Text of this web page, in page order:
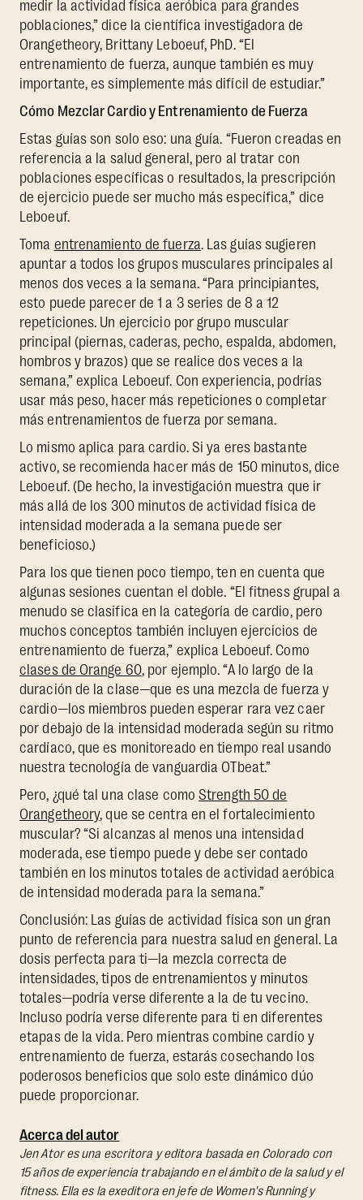
medir la actividad física aeróbica para grandes
poblaciones,” dice la científica investigadora de
Orangetheory, Brittany Leboeuf, PhD. “El
entrenamiento de fuerza, aunque también es muy
importante, es simplemente más difícil de estudiar.”
Cómo Mezclar Cardio y Entrenamiento de Fuerza
Estas guías son solo eso: una guía. “Fueron creadas en
referencia a la salud general, pero al tratar con
poblaciones específicas o resultados, la prescripción
de ejercicio puede ser mucho más específica,” dice
Leboeuf.
Toma entrenamiento de fuerza. Las guías sugieren
apuntar a todos los grupos musculares principales al
menos dos veces a la semana. “Para principiantes,
esto puede parecer de 1 a 3 series de 8 a 12
repeticiones. Un ejercicio por grupo muscular
principal (piernas, caderas, pecho, espalda, abdomen,
hombros y brazos) que se realice dos veces a la
semana,” explica Leboeuf. Con experiencia, podrías
usar más peso, hacer más repeticiones o completar
más entrenamientos de fuerza por semana.
Lo mismo aplica para cardio. Si ya eres bastante
activo, se recomienda hacer más de 150 minutos, dice
Leboeuf. (De hecho, la investigación muestra que ir
más allá de los 300 minutos de actividad física de
intensidad moderada a la semana puede ser
beneficioso.)
Para los que tienen poco tiempo, ten en cuenta que
algunas sesiones cuentan el doble. “El fitness grupal a
menudo se clasifica en la categoría de cardio, pero
muchos conceptos también incluyen ejercicios de
entrenamiento de fuerza,” explica Leboeuf. Como
clases de Orange 60, por ejemplo. “A lo largo de la
duración de la clase—que es una mezcla de fuerza y
cardio—los miembros pueden esperar rara vez caer
por debajo de la intensidad moderada según su ritmo
cardíaco, que es monitoreado en tiempo real usando
nuestra tecnología de vanguardia OTbeat.”
Pero, ¿qué tal una clase comoStrength 50 de
Orangetheory, que se centra en el fortalecimiento
muscular? “Si alcanzas al menos una intensidad
moderada, ese tiempo puede y debe ser contado
también en los minutos totales de actividad aeróbica
de intensidad moderada para la semana.”
Conclusión: Las guías de actividad física son un gran
punto de referencia para nuestra salud en general. La
dosis perfecta para ti—la mezcla correcta de
intensidades, tipos de entrenamientos y minutos
totales—podría verse diferente a la de tu vecino.
Incluso podría verse diferente para ti en diferentes
etapas de la vida. Pero mientras combine cardio y
entrenamiento de fuerza, estarás cosechando los
poderosos beneficios que solo este dinámico dúo
puede proporcionar.
Acerca del autor
Jen Ator es una escritora y editora basada en Colorado con
15 años de experiencia trabajando en el ámbito de la salud y el
fitness. Ella es la exeditora en jefe de Women's Running y